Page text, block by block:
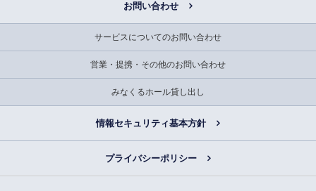
お問い合わせ
サービスについてのお問い合わせ
営業・提携・その他のお問い合わせ
みなくるホール貸し出し
情報セキュリティ基本方針
プライバシーポリシー